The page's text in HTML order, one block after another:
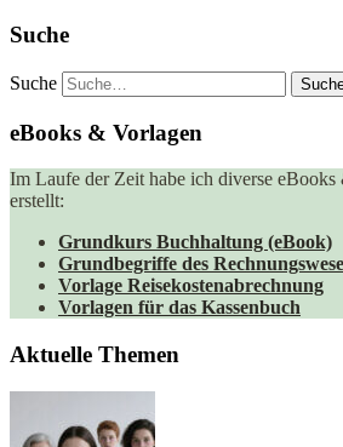
Suche
Suche
eBooks & Vorlagen
Im Laufe der Zeit habe ich diverse
erstellt:
Grundkurs Buchhaltung (eBook)
Grundbegriffe des
Vorlage Reisekostenabrechnung
Vorlagen für das Kassenbuch
Aktuelle Themen